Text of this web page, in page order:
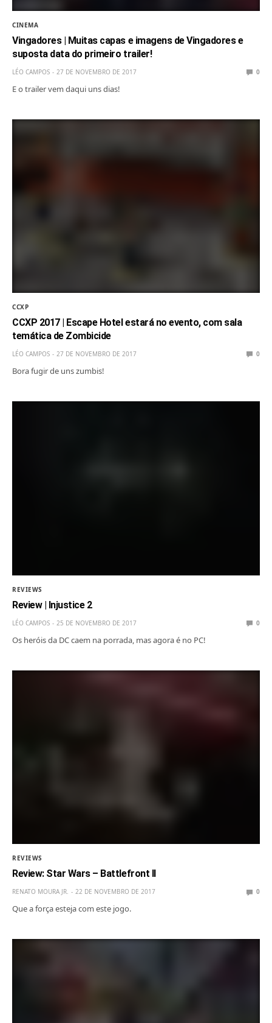
CINEMA
Vingadores | Muitas capas e imagens de Vingadores e
suposta data do primeiro trailer!
LÉO CAMPOS 27 DE NOVEMBRO DE 2017 0
E o trailer vem daqui uns dias!
CCXP
CCXP 2017 | Escape Hotel estará no evento, com sala
temática de Zombicide
LÉO CAMPOS 27 DE NOVEMBRO DE 2017 0
Bora fugir de uns zumbis!
REVIEWS
Review | Injustice 2
LÉO CAMPOS 25 DE NOVEMBRO DE 2017 0
Os heróis da DC caem na porrada, mas agora é no PC!
REVIEWS
Review: Star Wars – Battlefront II
RENATO MOURA JR. 22 DE NOVEMBRO DE 2017 0
Que a força esteja com este jogo.